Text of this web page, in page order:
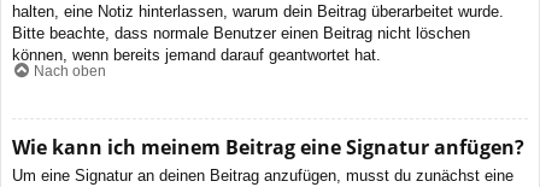
halten, eine Notiz hinterlassen, warum dein Beitrag überarbeitet wurde.
Bitte beachte, dass normale Benutzer einen Beitrag nicht löschen
können, wenn bereits jemand darauf geantwortet hat.
Nach oben
Wie kann ich meinem Beitrag eine Signatur anfügen?
Um eine Signatur an deinen Beitrag anzufügen, musst du zunächst eine